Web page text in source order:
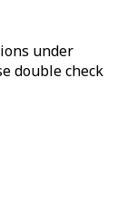
under
double check